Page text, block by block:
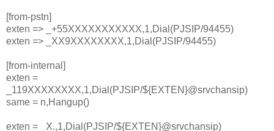
[from-pstn]
exten => _+55XXXXXXXXXXX,1,Dial(PJSIP/94455)
exten => _XX9XXXXXXXX,1,Dial(PJSIP/94455)
[from-internal]
exten =
_119XXXXXXXX,1,Dial(PJSIP/${EXTEN}@srvchansip)
same = n,Hangup()
exten = _X.,1,Dial(PJSIP/${EXTEN}@srvchansip)